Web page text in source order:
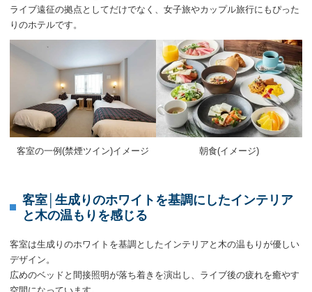
ライブ遠征の拠点としてだけでなく、女子旅やカップル旅行にもぴった
りのホテルです。
客室の一例(禁煙ツイン)イメージ 朝食(イメージ)
客室│生成りのホワイトを基調にしたインテリア
と木の温もりを感じる
客室は生成りのホワイトを基調としたインテリアと木の温もりが優しい
デザイン。
広めのベッドと間接照明が落ち着きを演出し、ライブ後の疲れを癒やす